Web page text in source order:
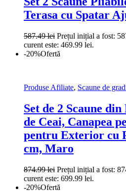
Terasa cu Spatar
587.49lei Prețul inițial a fost:
curent este: 469.99 lei.
-20%Ofertă
Produse Afiliate, Scaune de
Set de 2 Scaune
de Ceai, Canapea
pentru Exterior cu
cm, Maro
874.99lei Prețul inițial a fost:
curent este: 699.99 lei.
-20%Ofertă